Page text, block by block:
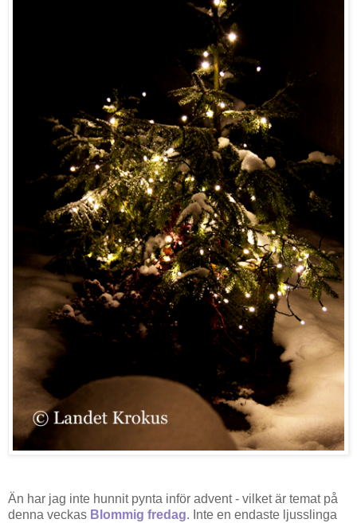
Än har jag inte hunnit pynta inför advent - vilket är temat på
denna veckas Blommig fredag. Inte en endaste ljusslinga